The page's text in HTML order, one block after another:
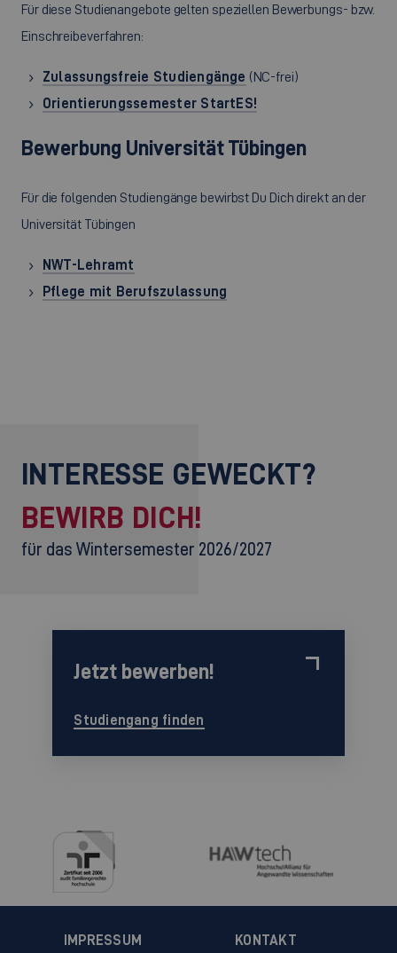
Für diese Studienangebote gelten speziellen Bewerbungs- bzw.
Einschreibeverfahren:
Zulassungsfreie Studiengänge (NC-frei)
Orientierungssemester StartES!
Bewerbung Universität Tübingen
Für die folgenden Studiengänge bewirbst Du Dich direkt an der
Universität Tübingen
NWT-Lehramt
Pflege mit Berufszulassung
INTERESSE GEWECKT?
BEWIRB DICH!
für das Wintersemester 2026/2027
Jetzt bewerben!
Studiengang finden
IMPRESSUM KONTAKT